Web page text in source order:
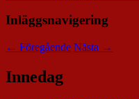
Inläggsnavigering
← Föregående Nästa →
Innedag